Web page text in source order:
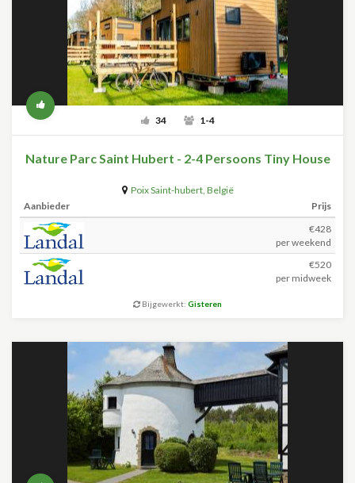
34 1-4
Nature Parc Saint Hubert - 2-4 Persoons Tiny House
Poix Saint-hubert, België
Aanbieder
Prijs
€428
per weekend
€520
per midweek
Bijgewerkt: Gisteren